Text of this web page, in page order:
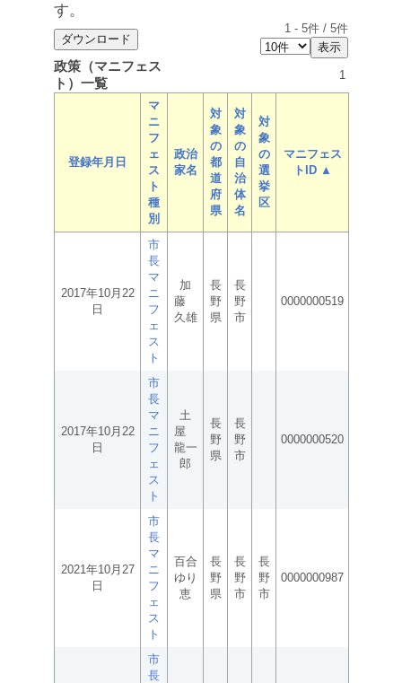
す。
1 - 5件 / 5件
政策（マニフェス
ト）一覧
1
登録年月日
マ
ニ
フ
ェ
ス
ト
種
別
政治
家名
対
象
の
都
道
府
県
対
象
の
自
治
体
名
対
象
の
選
挙
区
マニフェス
トID ▲
2017年10月22
日
市
長
マ
ニ
フ
ェ
ス
ト
加
藤
久雄
長
野
県
長
野
市
0000000519
2017年10月22
日
市
長
マ
ニ
フ
ェ
ス
ト
土
屋
龍一
郎
長
野
県
長
野
市
0000000520
2021年10月27
日
市
長
マ
ニ
フ
ェ
ス
ト
百合
ゆり
恵
長
野
県
長
野
市
長
野
市
0000000987
市
長